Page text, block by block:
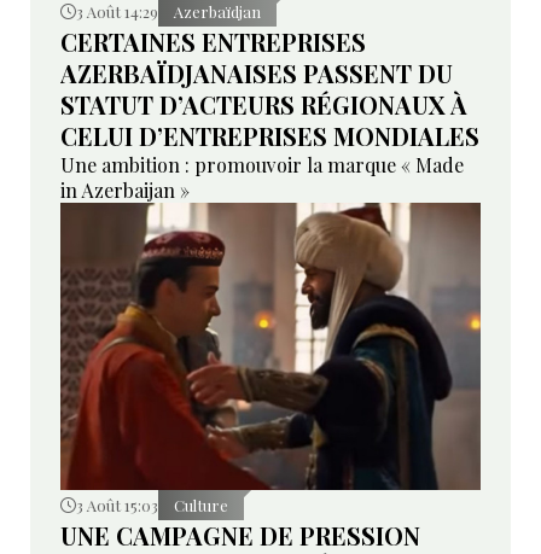
3 Août 14:29 Azerbaïdjan
CERTAINES ENTREPRISES
AZERBAÏDJANAISES PASSENT DU
STATUT D’ACTEURS RÉGIONAUX À
CELUI D’ENTREPRISES MONDIALES
Une ambition : promouvoir la marque « Made
in Azerbaijan »
3 Août 15:03 Culture
UNE CAMPAGNE DE PRESSION